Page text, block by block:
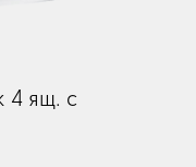
4 ящ. с